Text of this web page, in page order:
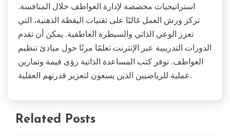
استراتيجيات مخصصة لإدارة العواطف خلال المنافسة.
تركز ورش العمل غالبًا على تقنيات اليقظة الذهنية، التي
تعزز الوعي الذاتي والسيطرة العاطفية. يمكن أن تقدم
الدورات التدريبية عبر الإنترنت تعلمًا مرنًا حول مبادئ تنظيم
العواطف. توفر كتب المساعدة الذاتية رؤى قيمة وتمارين
عملية للرياضيين الذين يسعون لتعزيز قدرتهم العقلية.
Related Posts